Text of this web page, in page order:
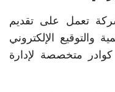
تعمل على تقديم
والتوقيع الإلكتروني
كوادر متخصصة لإدارة